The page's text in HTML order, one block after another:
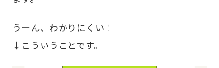
うーん、わかりにくい！
↓こういうことです。